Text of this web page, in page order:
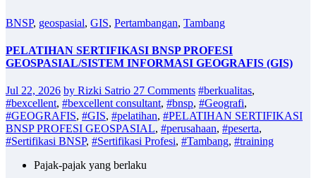
BNSP, geospasial, GIS, Pertambangan, Tambang
PELATIHAN SERTIFIKASI BNSP PROFESI
GEOSPASIAL/SISTEM INFORMASI GEOGRAFIS (GIS)
Jul 22, 2026 by Rizki Satrio 27 Comments #berkualitas,
#bexcellent, #bexcellent consultant, #bnsp, #Geografi,
#GEOGRAFIS, #GIS, #pelatihan, #PELATIHAN SERTIFIKASI
BNSP PROFESI GEOSPASIAL, #perusahaan, #peserta,
#Sertifikasi BNSP, #Sertifikasi Profesi, #Tambang, #training
Pajak-pajak yang berlaku